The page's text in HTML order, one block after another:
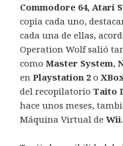
Commodore 64, Atari
copia cada uno,
cada una de ellas,
Operation Wolf salió
comoMaster System,
enPlaystation 2 o
del recopilatorioTaito
hace unos meses,
Máquina Virtual deWii.